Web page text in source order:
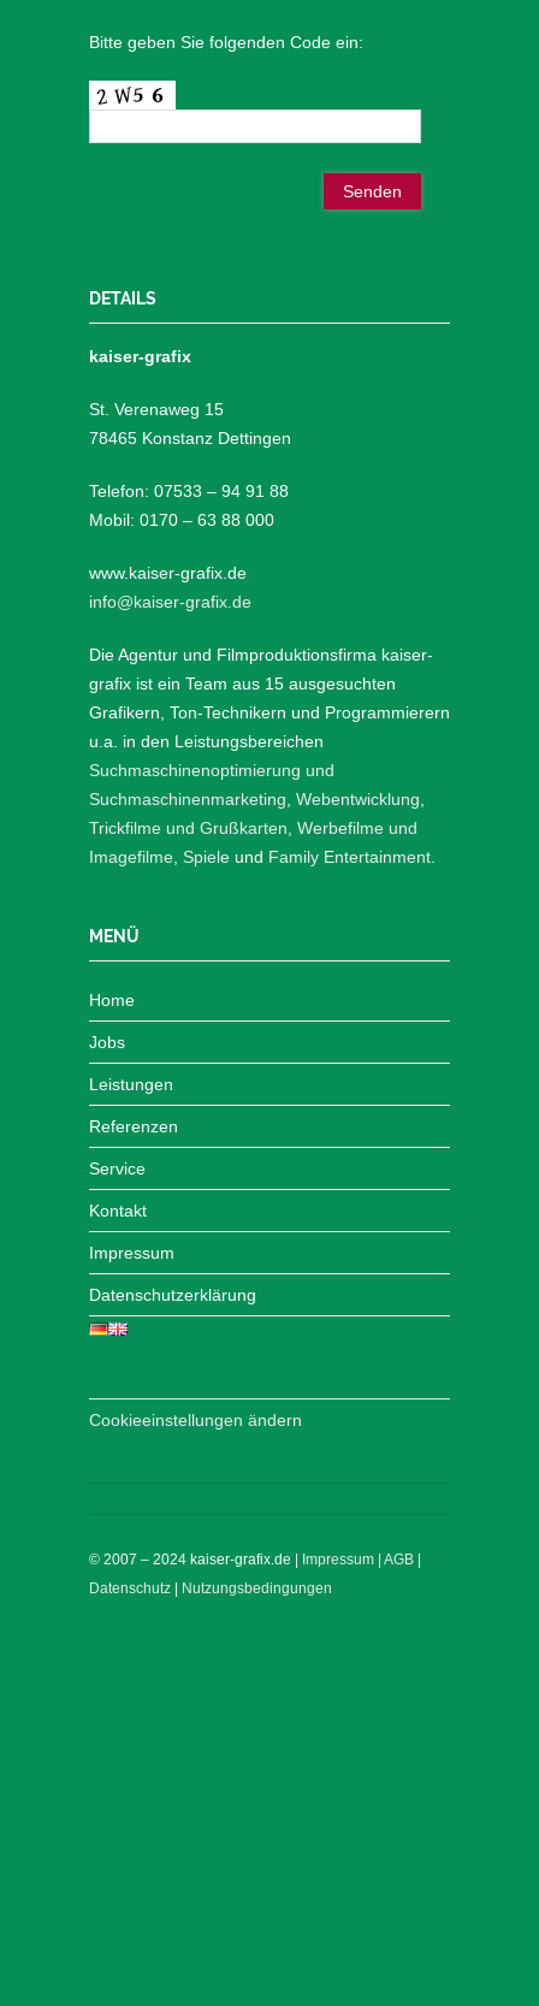
Bitte geben Sie folgenden Code ein:
DETAILS
kaiser-grafix
St. Verenaweg 15
78465 Konstanz Dettingen
Telefon: 07533 – 94 91 88
Mobil: 0170 – 63 88 000
www.kaiser-grafix.de
info@kaiser-grafix.de
Die Agentur und Filmproduktionsfirma kaiser-
grafix ist ein Team aus 15 ausgesuchten
Grafikern, Ton-Technikern und Programmierern
u.a. in den Leistungsbereichen
Suchmaschinenoptimierung und
Suchmaschinenmarketing Webentwicklung
Trickfilme und Grußkarten Werbefilme und
Imagefilme Spiele und Family Entertainment
MENÜ
Home
Jobs
Leistungen
Referenzen
Service
Kontakt
Impressum
Datenschutzerklärung
Cookieeinstellungen ändern
© 2007 – 2024 kaiser-grafix.de | Impressum | AGB |
Datenschutz | Nutzungsbedingungen